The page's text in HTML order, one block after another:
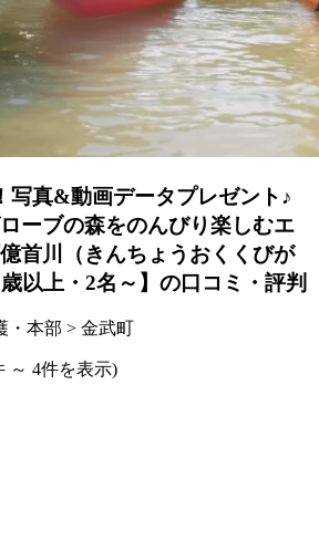
写真&動画データプレゼント♪
ーブの森をのんびり楽しむエ
首川（きんちょうおくくびが
以上・2名～】の口コミ・評判
・本部 > 金武町
～ 4件を表示)